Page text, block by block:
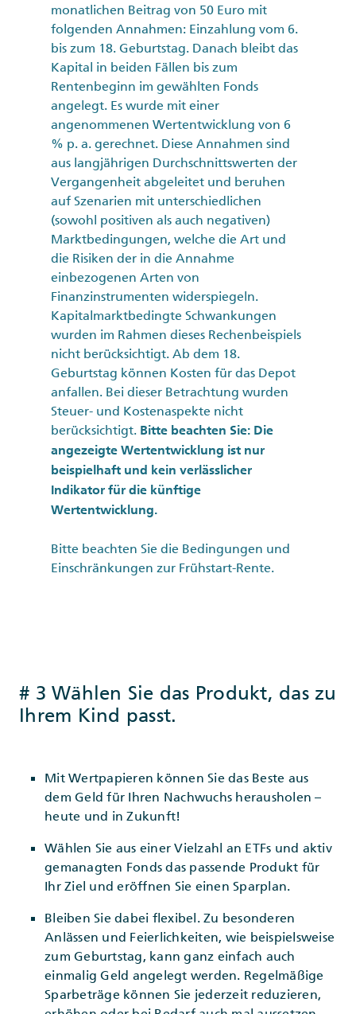
monatlichen Beitrag von 50 Euro mit
folgenden Annahmen: Einzahlung vom 6.
bis zum 18. Geburtstag. Danach bleibt das
Kapital in beiden Fällen bis zum
Rentenbeginn im gewählten Fonds
angelegt. Es wurde mit einer
angenommenen Wertentwicklung von 6
% p. a. gerechnet. Diese Annahmen sind
aus langjährigen Durchschnittswerten der
Vergangenheit abgeleitet und beruhen
auf Szenarien mit unterschiedlichen
(sowohl positiven als auch negativen)
Marktbedingungen, welche die Art und
die Risiken der in die Annahme
einbezogenen Arten von
Finanzinstrumenten widerspiegeln.
Kapitalmarktbedingte Schwankungen
wurden im Rahmen dieses Rechenbeispiels
nicht berücksichtigt. Ab dem 18.
Geburtstag können Kosten für das Depot
anfallen. Bei dieser Betrachtung wurden
Steuer- und Kostenaspekte nicht
berücksichtigt. Bitte beachten Sie: Die
angezeigte Wertentwicklung ist nur
beispielhaft und kein verlässlicher
Indikator für die künftige
Wertentwicklung.
Bitte beachten Sie die Bedingungen und
Einschränkungen zur Frühstart-Rente.
# 3 Wählen Sie das Produkt, das zu
Ihrem Kind passt.
Mit Wertpapieren können Sie das Beste aus
dem Geld für Ihren Nachwuchs herausholen –
heute und in Zukunft!
Wählen Sie aus einer Vielzahl an ETFs und aktiv
gemanagten Fonds das passende Produkt für
Ihr Ziel und eröffnen Sie einen Sparplan.
Bleiben Sie dabei flexibel. Zu besonderen
Anlässen und Feierlichkeiten, wie beispielsweise
zum Geburtstag, kann ganz einfach auch
einmalig Geld angelegt werden. Regelmäßige
Sparbeträge können Sie jederzeit reduzieren,